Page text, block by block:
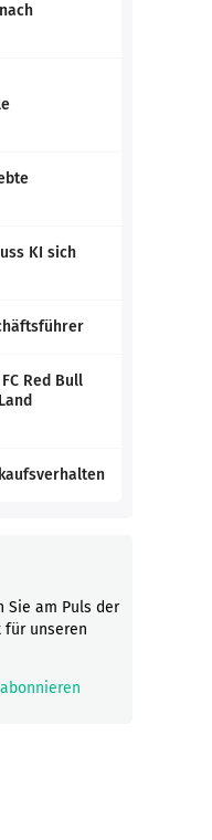
KI sich
Red Bull
Sie am Puls der
für unseren